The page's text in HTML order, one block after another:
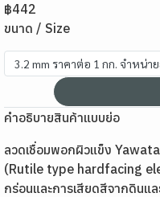
฿442
ขนาด / Size
3.2 mm ราคาต่อ 1 กก. จำหน่า
คำอธิบายสินค้าแบบย่อ
ลวดเชื่อมพอกผิวแข็ง
(Rutile type hardfacing
กร่อนและการเสียดสีจากดินแ